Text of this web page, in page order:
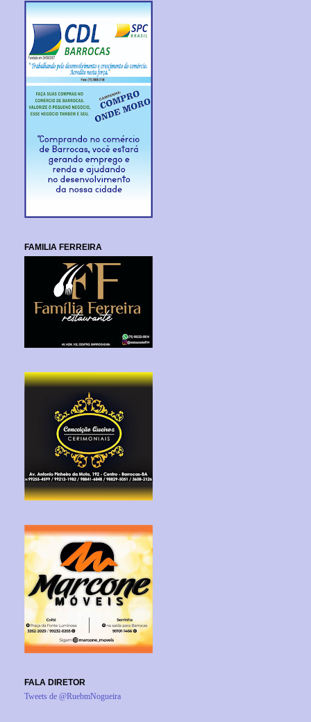
FAMILIA FERREIRA
FALA DIRETOR
Tweets de @RuebmNogueira